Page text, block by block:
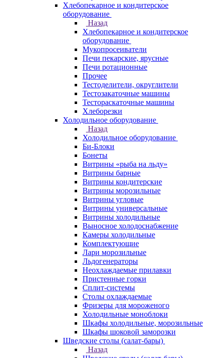
Хлебопекарное и кондитерское
оборудование
Назад
Хлебопекарное и кондитерское
оборудование
Мукопросеиватели
Печи пекарские, ярусные
Печи ротационные
Прочее
Тестоделители, округлители
Тестозакаточные машины
Тестораскаточные машины
Хлеборезки
Холодильное оборудование
Назад
Холодильное оборудование
Би-Блоки
Бонеты
Витрины «рыба на льду»
Витрины барные
Витрины кондитерские
Витрины морозильные
Витрины угловые
Витрины универсальные
Витрины холодильные
Выносное холодоснабжение
Камеры холодильные
Комплектующие
Лари морозильные
Льдогенераторы
Неохлаждаемые прилавки
Пристенные горки
Сплит-системы
Столы охлаждаемые
Фризеры для мороженого
Холодильные моноблоки
Шкафы холодильные, морозильные
Шкафы шоковой заморозки
Шведские столы (салат-бары)
Назад